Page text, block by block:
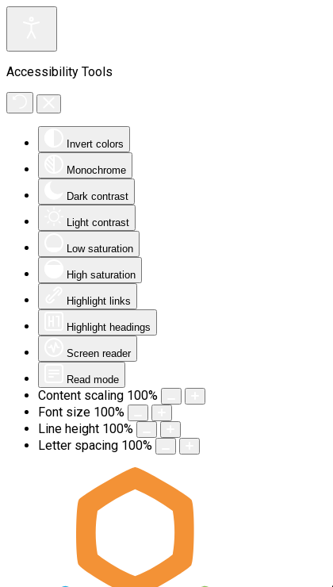
Accessibility Tools
Invert colors
Monochrome
Dark contrast
Light contrast
Low saturation
High saturation
Highlight links
Highlight headings
Screen reader
Read mode
Content scaling 100%
Font size 100%
Line height 100%
Letter spacing 100%